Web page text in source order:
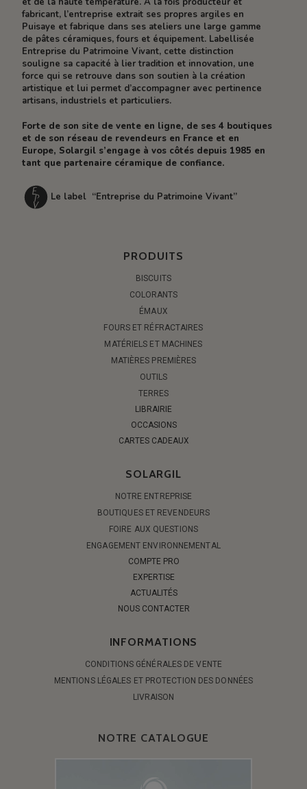
fabricant, l’entreprise extrait ses propres argiles en
Puisaye et fabrique dans ses ateliers une large gamme
de pâtes céramiques, fours et équipement. Labellisée
Entreprise du Patrimoine Vivant, cette distinction
souligne sa capacité à lier tradition et innovation, une
force qui se retrouve dans son soutien à la création
artistique et lui permet d’accompagner avec pertinence
artisans, industriels et particuliers.
Forte de son site de vente en ligne, de ses 4 boutiques
et de son réseau de revendeurs en France et en
Europe, Solargil s’engage à vos côtés depuis 1985 en
tant que partenaire céramique de confiance.
Le label “Entreprise du Patrimoine Vivant”
PRODUITS
BISCUITS
COLORANTS
ÉMAUX
FOURS ET RÉFRACTAIRES
MATÉRIELS ET MACHINES
MATIÈRES PREMIÈRES
OUTILS
TERRES
LIBRAIRIE
OCCASIONS
CARTES CADEAUX
SOLARGIL
NOTRE ENTREPRISE
BOUTIQUES ET REVENDEURS
FOIRE AUX QUESTIONS
ENGAGEMENT ENVIRONNEMENTAL
COMPTE PRO
EXPERTISE
ACTUALITÉS
NOUS CONTACTER
INFORMATIONS
CONDITIONS GÉNÉRALES DE VENTE
MENTIONS LÉGALES ET PROTECTION DES DONNÉES
LIVRAISON
NOTRE CATALOGUE